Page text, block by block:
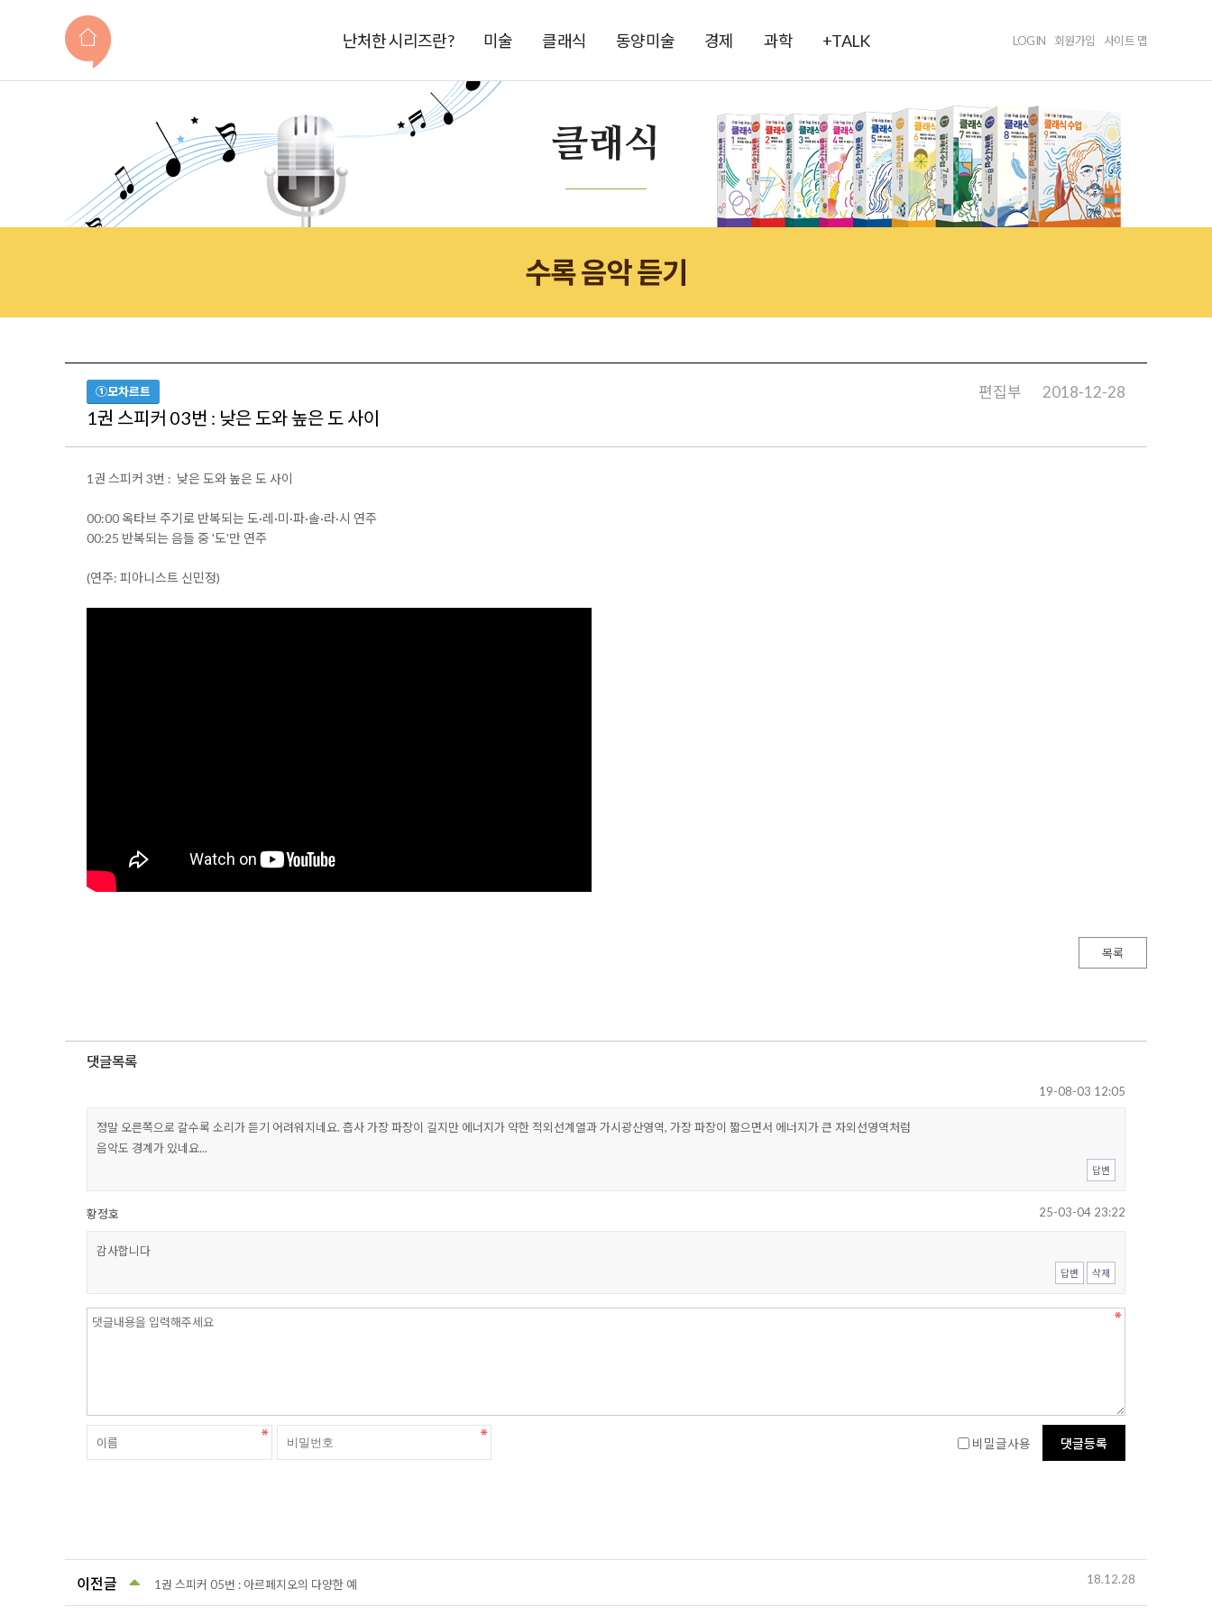
난처한 시리즈란? 미술 클래식 동양미술 경제 과학 +TALK LOGIN 회원가입 사이트 맵
클래식
수록 음악 듣기
①모차르트
1권 스피커 03번 : 낮은 도와 높은 도 사이
편집부 2018-12-28
1권 스피커 3번 : 낮은 도와 높은 도 사이
00:00 옥타브 주기로 반복되는 도·레·미·파·솔·라·시 연주
00:25 반복되는 음들 중 '도'만 연주
(연주: 피아니스트 신민정)
목록
댓글목록
19-08-03 12:05
정말 오른쪽으로 갈수록 소리가 듣기 어려워지네요. 흡사 가장 파장이 길지만 에너지가 약한 적외선계열과 가시광산영역, 가장 파장이 짧으면서 에너지가 큰 자외선영역처럼
음악도 경계가 있네요...
답변
황정호 25-03-04 23:22
감사합니다
답변 삭제
비밀글사용
이전글 1권 스피커 05번 : 아르페지오의 다양한 예 18.12.28